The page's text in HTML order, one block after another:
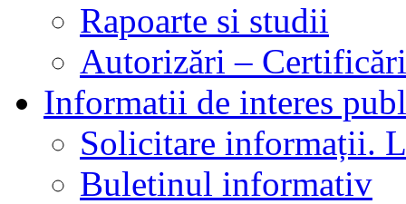
Rapoarte si studii
Autorizări –
Informatii de interes
Solicitare informații.
Buletinul informativ